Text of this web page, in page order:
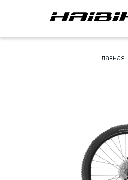
Главная